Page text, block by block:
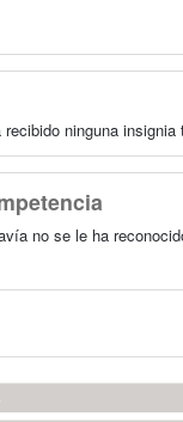
ninguna insignia
no se le ha